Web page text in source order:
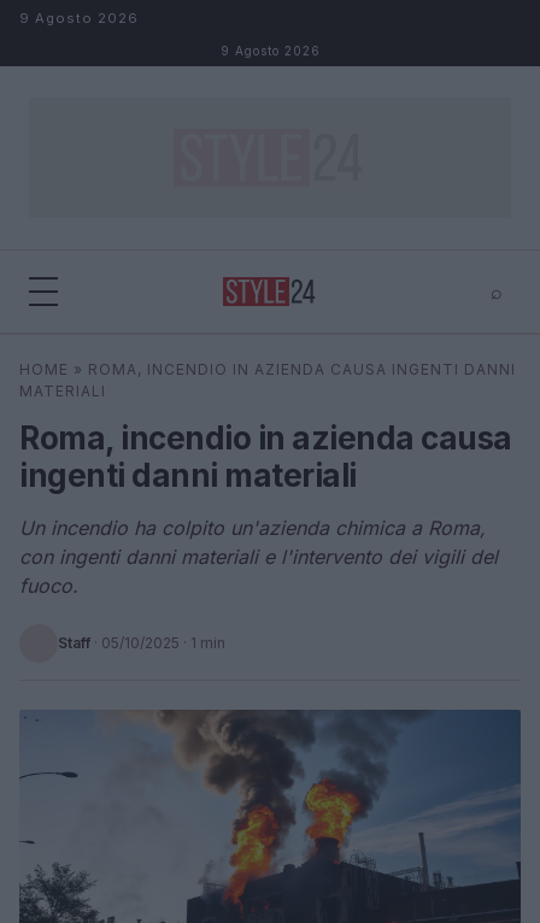
Salta al contenuto
9 Agosto 2026
9 Agosto 2026
⌕
Cerca ⌕ ×
HOME » ROMA, INCENDIO IN AZIENDA CAUSA INGENTI DANNI
MATERIALI
Roma, incendio in azienda causa
ingenti danni materiali
Un incendio ha colpito un'azienda chimica a Roma,
con ingenti danni materiali e l'intervento dei vigili del
fuoco.
Staff · 05/10/2025 · 1 min